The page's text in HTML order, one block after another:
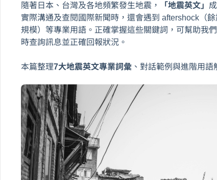
隨著日本、台灣及各地頻繁發生地震， 「地震英文」
實際溝通及查閱國際新聞時，還會遇到 aftershock（
規模）等專業用語。正確掌握這些關鍵詞，可幫助我
時查詢訊息並正確回報狀況。
本篇整理7大地震英文專業詞彙 、對話範例與進階用